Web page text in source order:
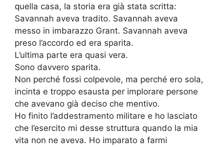
quella casa, la storia era già stata scritta:
Savannah aveva tradito. Savannah aveva
messo in imbarazzo Grant. Savannah aveva
preso l’accordo ed era sparita.
L’ultima parte era quasi vera.
Sono davvero sparita.
Non perché fossi colpevole, ma perché ero sola,
incinta e troppo esausta per implorare persone
che avevano già deciso che mentivo.
Ho finito l’addestramento militare e ho lasciato
che l’esercito mi desse struttura quando la mia
vita non ne aveva. Ho imparato a farmi